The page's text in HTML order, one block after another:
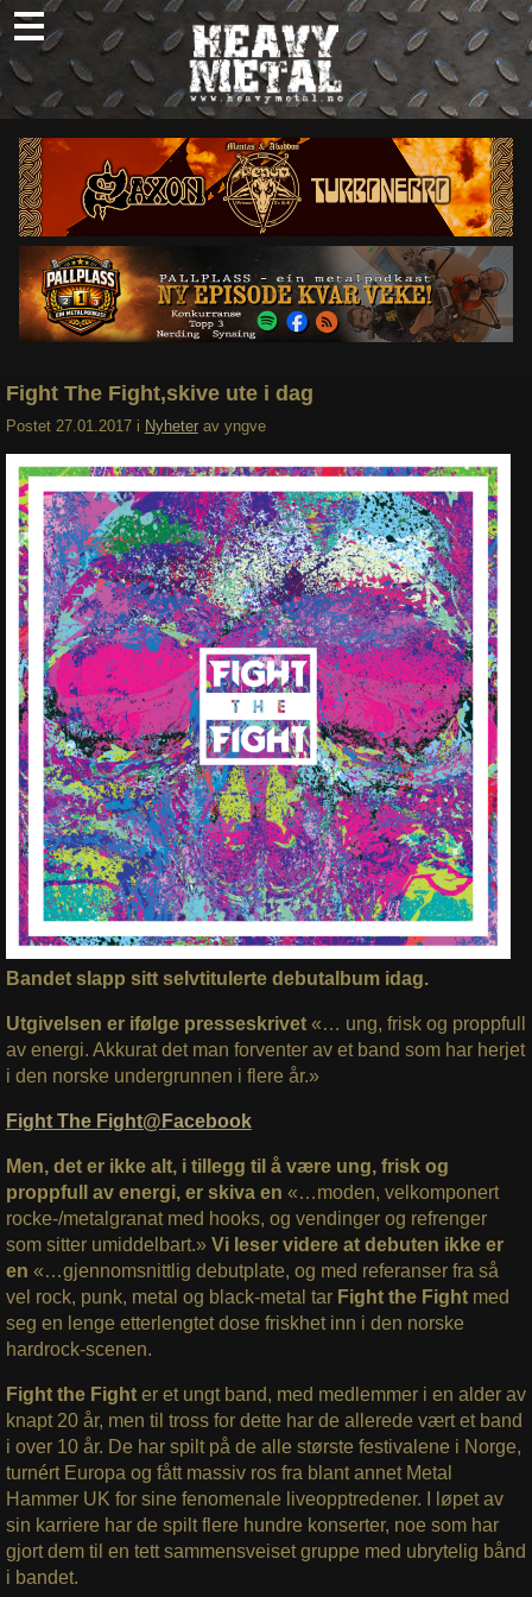
Skip
to
content
Nyheter
Omtaler
Intervjuer
Om oss
Abonner
Søk
Fight The Fight,skive ute i dag
Postet 27.01.2017 i Nyheter av yngve
Bandet slapp sitt selvtitulerte debutalbum idag.
Utgivelsen er ifølge presseskrivet «… ung, frisk og proppfull
av energi. Akkurat det man forventer av et band som har herjet
i den norske undergrunnen i flere år.»
Fight The Fight@Facebook
Men, det er ikke alt, i tillegg til å være ung, frisk og
proppfull av energi, er skiva en «…moden, velkomponert
rocke-/metalgranat med hooks, og vendinger og refrenger
som sitter umiddelbart.» Vi leser videre at debuten ikke er
en «…gjennomsnittlig debutplate, og med referanser fra så
vel rock, punk, metal og black-metal tar Fight the Fight med
seg en lenge etterlengtet dose friskhet inn i den norske
hardrock-scenen.
Fight the Fight er et ungt band, med medlemmer i en alder av
knapt 20 år, men til tross for dette har de allerede vært et band
i over 10 år. De har spilt på de alle største festivalene i Norge,
turnért Europa og fått massiv ros fra blant annet Metal
Hammer UK for sine fenomenale liveopptredener. I løpet av
sin karriere har de spilt flere hundre konserter, noe som har
gjort dem til en tett sammensveiset gruppe med ubrytelig bånd
i bandet.